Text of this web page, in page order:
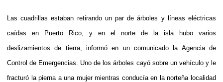
Las cuadrillas estaban retirando un par de árboles y líneas eléctricas
caídas en Puerto Rico, y en el norte de la isla hubo varios
deslizamientos de tierra, informó en un comunicado la Agencia de
Control de Emergencias. Uno de los árboles cayó sobre un vehículo y le
fracturó la pierna a una mujer mientras conducía en la norteña localidad